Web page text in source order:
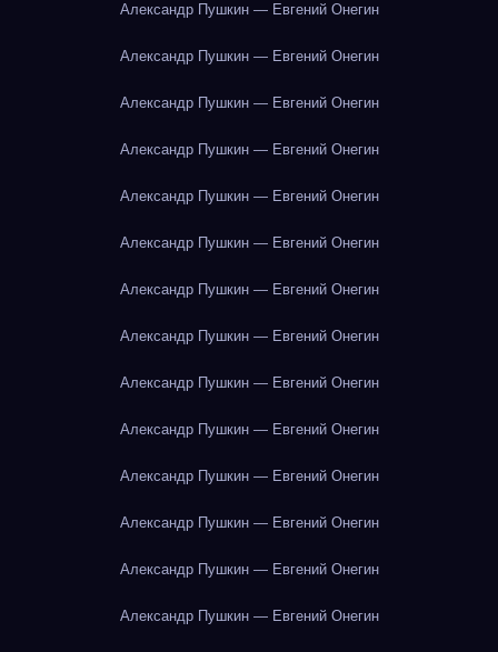
Александр Пушкин — Евгений Онегин
Александр Пушкин — Евгений Онегин
Александр Пушкин — Евгений Онегин
Александр Пушкин — Евгений Онегин
Александр Пушкин — Евгений Онегин
Александр Пушкин — Евгений Онегин
Александр Пушкин — Евгений Онегин
Александр Пушкин — Евгений Онегин
Александр Пушкин — Евгений Онегин
Александр Пушкин — Евгений Онегин
Александр Пушкин — Евгений Онегин
Александр Пушкин — Евгений Онегин
Александр Пушкин — Евгений Онегин
Александр Пушкин — Евгений Онегин